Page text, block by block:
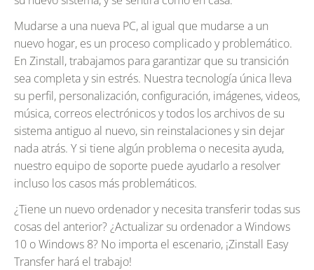
Mudarse a una nueva PC, al igual que mudarse a un
nuevo hogar, es un proceso complicado y problemático.
En Zinstall, trabajamos para garantizar que su transición
sea completa y sin estrés. Nuestra tecnología única lleva
su perfil, personalización, configuración, imágenes, videos,
música, correos electrónicos y todos los archivos de su
sistema antiguo al nuevo, sin reinstalaciones y sin dejar
nada atrás. Y si tiene algún problema o necesita ayuda,
nuestro equipo de soporte puede ayudarlo a resolver
incluso los casos más problemáticos.
¿Tiene un nuevo ordenador y necesita transferir todas sus
cosas del anterior? ¿Actualizar su ordenador a Windows
10 o Windows 8? No importa el escenario, ¡Zinstall Easy
Transfer hará el trabajo!